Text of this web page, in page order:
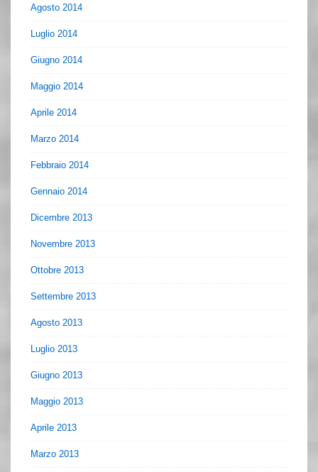
Agosto 2014
Luglio 2014
Giugno 2014
Maggio 2014
Aprile 2014
Marzo 2014
Febbraio 2014
Gennaio 2014
Dicembre 2013
Novembre 2013
Ottobre 2013
Settembre 2013
Agosto 2013
Luglio 2013
Giugno 2013
Maggio 2013
Aprile 2013
Marzo 2013